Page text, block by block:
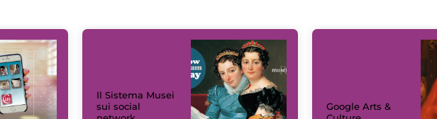
Il Sistema Musei
sui social
Google Arts &